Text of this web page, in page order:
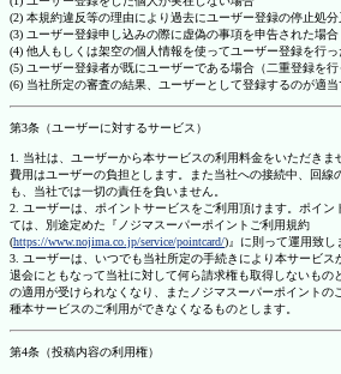
(2) 本規約違反等の理由により過去にユーザー登録の停止処
(3) ユーザー登録申し込みの際に虚偽の事項を申告された場合
(4) 他人もしくは架空の個人情報を使ってユーザー登録を行
(5) ユーザー登録者が既にユーザーである場合（二重登録を行
(6) 当社所定の審査の結果、ユーザーとして登録するのが適
第3条（ユーザーに対するサービス）
1. 当社は、ユーザーから本サービスの利用料金をいただき
費用はユーザーの負担とします。また当社への接続中、回線
も、当社では一切の責任を負いません。
2. ユーザーは、ポイントサービスをご利用頂けます。ポイ
ては、別途定めた『ノジマスーパーポイントご利用規約
(https://www.nojima.co.jp/service/pointcard/)』に則って運用致し
3. ユーザーは、いつでも当社所定の手続きにより本サービス
退会にともなって当社に対して何ら請求権も取得しないもの
の適用が受けられなくなり、またノジマスーパーポイントの
種本サービスのご利用ができなくなるものとします。
第4条（投稿内容の利用権）